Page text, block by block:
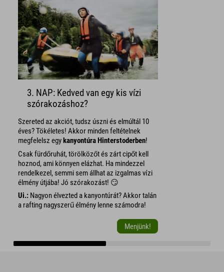
3. NAP: Kedved van egy kis vízi
szórakozáshoz?
Szereted az akciót, tudsz úszni és elmúltál 10
éves? Tökéletes! Akkor minden feltételnek
megfelelsz egykanyontúra Hinterstoderben!
Csak fürdőruhát, törölközőt és zárt cipőt kell
hoznod, ami könnyen elázhat. Ha mindezzel
rendelkezel, semmi sem állhat az izgalmas vízi
élmény útjába! Jó szórakozást! 😏
Ui.: Nagyon élvezted a kanyontúrát? Akkor talán
a rafting nagyszerű élmény lenne számodra!
Menjünk!